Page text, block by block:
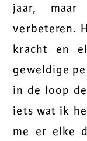
jaar,
verbeteren.
kracht en
geweldige
in de loop
iets wat ik
me er elke